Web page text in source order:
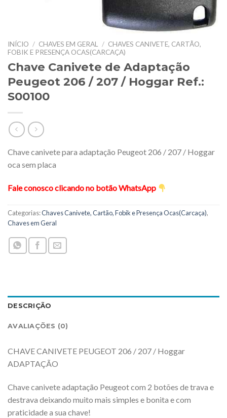
INÍCIO / CHAVES EM GERAL / CHAVES CANIVETE, CARTÃO,
FOBIK E PRESENÇA OCAS(CARCAÇA)
Chave Canivete de Adaptação
Peugeot 206 / 207 / Hoggar Ref.:
S00100
Chave canivete para adaptação Peugeot 206 / 207 / Hoggar
oca sem placa
Fale conosco clicando no botão WhatsApp
Categorias:Chaves Canivete, Cartão, Fobik e Presença Ocas(Carcaça),
Chaves em Geral
DESCRIÇÃO
AVALIAÇÕES (0)
CHAVE CANIVETE PEUGEOT 206 / 207 / Hoggar
ADAPTAÇÃO
Chave canivete adaptação Peugeot com 2 botões de trava e
destrava deixando muito mais simples e bonita e com
praticidade a sua chave!